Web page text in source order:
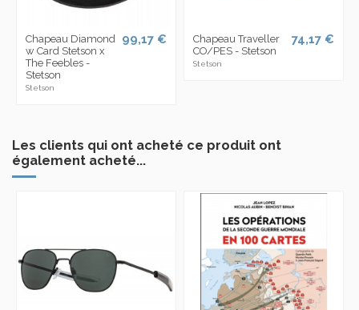
Chapeau Diamond
w Card Stetson x
The Feebles -
Stetson
Stetson
99,17 €
Chapeau Traveller
CO/PES - Stetson
Stetson
74,17 €
Les clients qui ont acheté ce produit ont
également acheté...